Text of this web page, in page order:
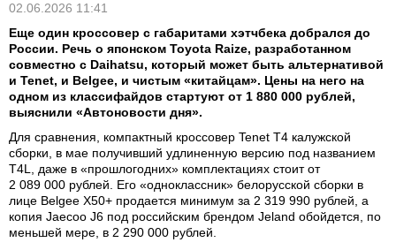
02.06.2026 11:41
Еще один кроссовер с габаритами хэтчбека добрался до
России. Речь о японском Toyota Raize, разработанном
совместно с Daihatsu, который может быть альтернативой
и Tenet, и Belgee, и чистым «китайцам». Цены на него на
одном из классифайдов стартуют от 1 880 000 рублей,
выяснили «Автоновости дня».
Для сравнения, компактный кроссовер Tenet T4 калужской
сборки, в мае получивший удлиненную версию под названием
T4L, даже в «прошлогодних» комплектациях стоит от
2 089 000 рублей. Его «одноклассник» белорусской сборки в
лице Belgee X50+ продается минимум за 2 319 990 рублей, а
копия Jaecoo J6 под российским брендом Jeland обойдется, по
меньшей мере, в 2 290 000 рублей.